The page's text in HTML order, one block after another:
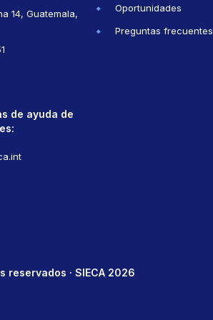
14, Guatemala,
de ayuda de
Oportunidades
Preguntas frecuentes
· SIECA 2026